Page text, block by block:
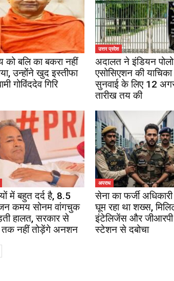
को बलि का बकरा नहीं
उन्होंने खुद इस्तीफा
गोविंददेव गिरि
उत्तर प्रदेश
अदालत ने इंडियन पोलो
एसोसिएशन की
सुनवाई के लिए 12
तारीख तय की
में बहुत दर्द है, 8.5
कमय सोनम वांगचुक
हालत, सरकार से
तक नहीं तोड़ेंगे अनशन
अपराध
सेना का फर्जी
घूम रहा था शख्स,
इंटेलिजेंस और
स्टेशन से दबोचा